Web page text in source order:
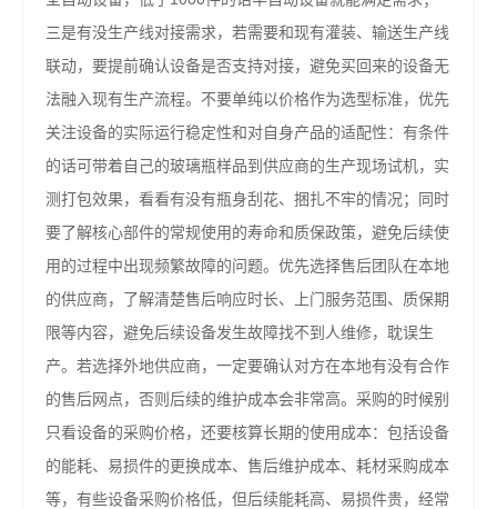
三是有没生产线对接需求，若需要和现有灌装、输送生产线
联动，要提前确认设备是否支持对接，避免买回来的设备无
法融入现有生产流程。不要单纯以价格作为选型标准，优先
关注设备的实际运行稳定性和对自身产品的适配性：有条件
的话可带着自己的玻璃瓶样品到供应商的生产现场试机，实
测打包效果，看看有没有瓶身刮花、捆扎不牢的情况；同时
要了解核心部件的常规使用的寿命和质保政策，避免后续使
用的过程中出现频繁故障的问题。优先选择售后团队在本地
的供应商，了解清楚售后响应时长、上门服务范围、质保期
限等内容，避免后续设备发生故障找不到人维修，耽误生
产。若选择外地供应商，一定要确认对方在本地有没有合作
的售后网点，否则后续的维护成本会非常高。采购的时候别
只看设备的采购价格，还要核算长期的使用成本：包括设备
的能耗、易损件的更换成本、售后维护成本、耗材采购成本
等，有些设备采购价格低，但后续能耗高、易损件贵，经常